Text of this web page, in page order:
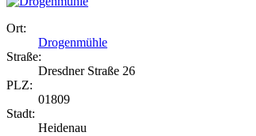
Ort:
Drogenmühle
Straße:
Dresdner Straße 26
PLZ:
01809
Stadt:
Heidenau